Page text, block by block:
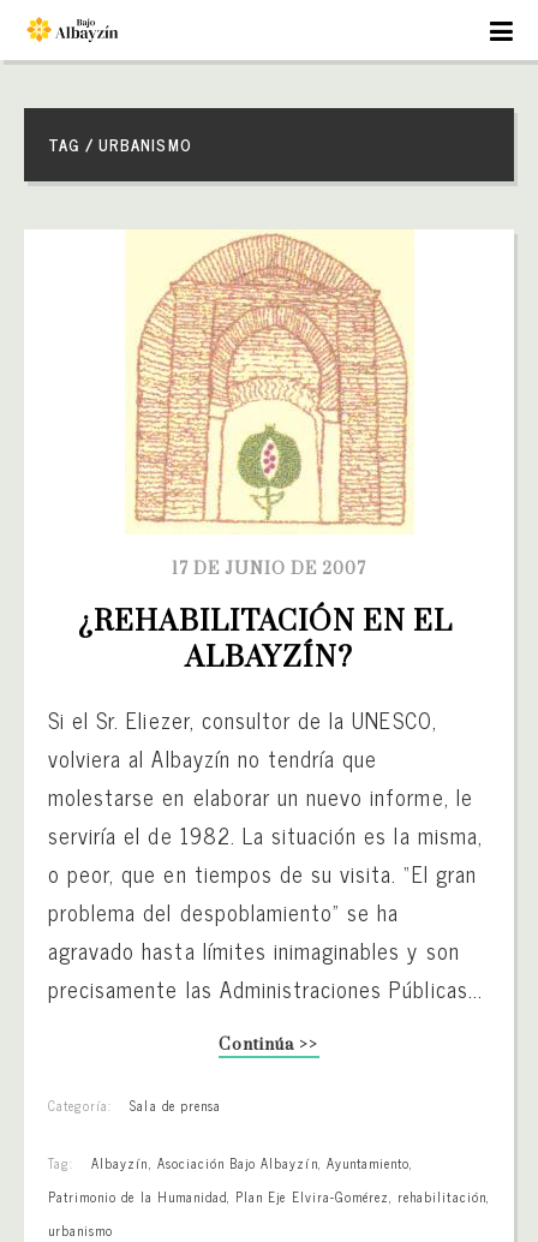
TAG / URBANISMO
17 DE JUNIO DE 2007
¿REHABILITACIÓN EN EL
ALBAYZÍN?
Si el Sr. Eliezer, consultor de la UNESCO,
volviera al Albayzín no tendría que
molestarse en elaborar un nuevo informe, le
serviría el de 1982. La situación es la misma,
o peor, que en tiempos de su visita. “El gran
problema del despoblamiento” se ha
agravado hasta límites inimaginables y son
precisamente las Administraciones Públicas...
Continúa >>
Categoría: Sala de prensa
Tag: Albayzín, Asociación Bajo Albayzín, Ayuntamiento,
Patrimonio de la Humanidad, Plan Eje Elvira-Gomérez, rehabilitación,
urbanismo